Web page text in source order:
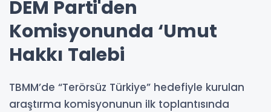
DEM Parti'den
Komisyonunda ‘Umut
Hakkı Talebi
TBMM’de “Terörsüz Türkiye” hedefiyle kurulan
araştırma komisyonunun ilk toplantısında